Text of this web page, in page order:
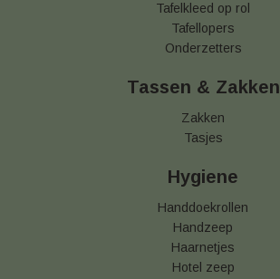
Tafelkleed op rol
Tafellopers
Onderzetters
Tassen & Zakken
Zakken
Tasjes
Hygiene
Handdoekrollen
Handzeep
Haarnetjes
Hotel zeep